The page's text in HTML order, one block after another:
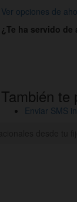
Ver opciones de
¿Te ha servido de
También te
Enviar SMS